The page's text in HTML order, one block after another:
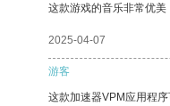
这款游戏的音乐非常优美
2025-04-07
游客
这款加速器VPM应用程